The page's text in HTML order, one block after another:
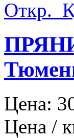
Цена:
Цена /